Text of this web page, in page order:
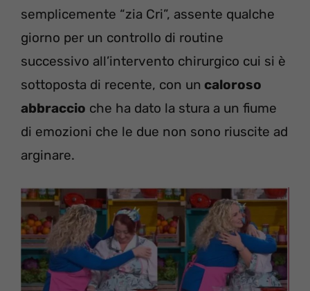
semplicemente “zia Cri”, assente qualche
giorno per un controllo di routine
successivo all’intervento chirurgico cui si è
sottoposta di recente, con un caloroso
abbraccio che ha dato la stura a un fiume
di emozioni che le due non sono riuscite ad
arginare.